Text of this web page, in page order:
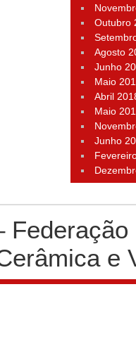
Outubro
Agosto
Junho
Maio
Abril
Maio
Junho
e